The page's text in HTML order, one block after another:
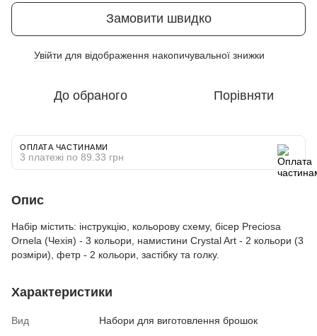
Замовити швидко
Увійти для відображення накопичувальної знижки
До обраного Порівняти
ОПЛАТА ЧАСТИНАМИ
3 платежі по 89.33 грн
Опис
Набір містить: інструкцію, кольорову схему, бісер Preciosa
Ornela (Чехія) - 3 кольори, намистини Crystal Art - 2 кольори (3
розміри), фетр - 2 кольори, застібку та голку.
Характеристики
Вид
Набори для виготовлення брошок